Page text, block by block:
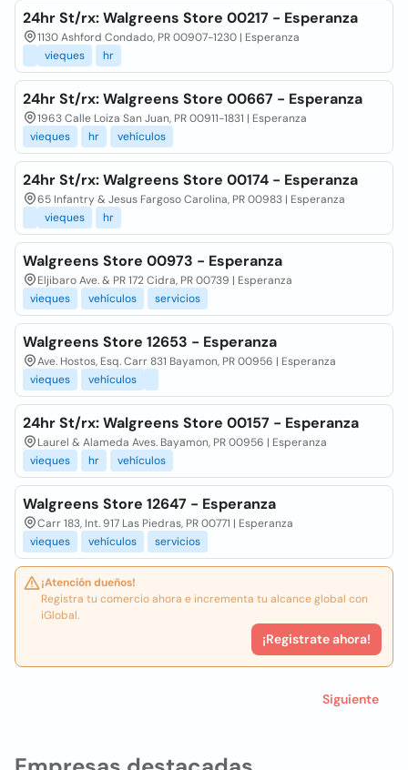
24hr St/rx: Walgreens Store 00217 - Esperanza
1130 Ashford Condado, PR 00907-1230 | Esperanza
vieques
hr
24hr St/rx: Walgreens Store 00667 - Esperanza
1963 Calle Loiza San Juan, PR 00911-1831 | Esperanza
vieques
hr vehículos
24hr St/rx: Walgreens Store 00174 - Esperanza
65 Infantry & Jesus Fargoso Carolina, PR 00983 | Esperanza
vieques
hr
Walgreens Store 00973 - Esperanza
Eljibaro Ave. & PR 172 Cidra, PR 00739 | Esperanza
vieques
vehículos servicios
Walgreens Store 12653 - Esperanza
Ave. Hostos, Esq. Carr 831 Bayamon, PR 00956 | Esperanza
vieques
vehículos
24hr St/rx: Walgreens Store 00157 - Esperanza
Laurel & Alameda Aves. Bayamon, PR 00956 | Esperanza
vieques
hr vehículos
Walgreens Store 12647 - Esperanza
Carr 183, Int. 917 Las Piedras, PR 00771 | Esperanza
vieques
vehículos servicios
¡Atención dueños!
Registra tu comercio ahora e incrementa tu alcance global con
iGlobal.
¡Registrate ahora!
Siguiente